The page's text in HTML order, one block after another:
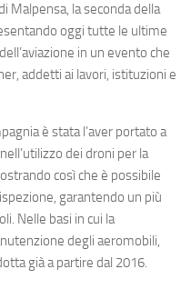
Malpensa, la seconda della
oggi tutte le ultime
in un evento che
addetti ai lavori, istituzioni e
è stata l’aver portato a
dei droni per la
così che è possibile
garantendo un più
Nelle basi in cui la
degli aeromobili,
già a partire dal 2016.